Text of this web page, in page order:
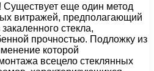
Существует еще один метод
витражей, предполагающий
стекла,
прочностью. Подложку из
которой
всецело стеклянных